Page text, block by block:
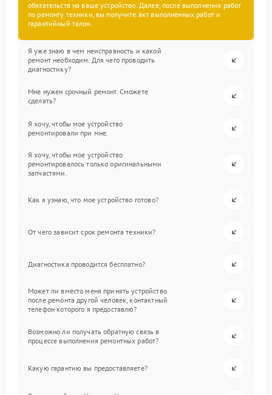
обязательств на ваше устройство. Далее, после выполнения работ
по ремонту техники, вы получите акт выполненных работ и
гарантийный талон.
Я уже знаю в чем неисправность и какой
ремонт необходим. Для чего проводить
диагностику?
Мне нужен срочный ремонт. Сможете
сделать?
Я хочу, чтобы мое устройство
ремонтировали при мне.
Я хочу, чтобы мое устройство
ремонтировалось только оригинальными
запчастями.
Как я узнаю, что мое устройство готово?
От чего зависит срок ремонта техники?
Диагностика проводится бесплатно?
Может ли вместо меня принять устройство
после ремонта другой человек, контактный
телефон которого я предоставлю?
Возможно ли получать обратную связь в
процессе выполнения ремонтных работ?
Какую гарантию вы предоставляете?